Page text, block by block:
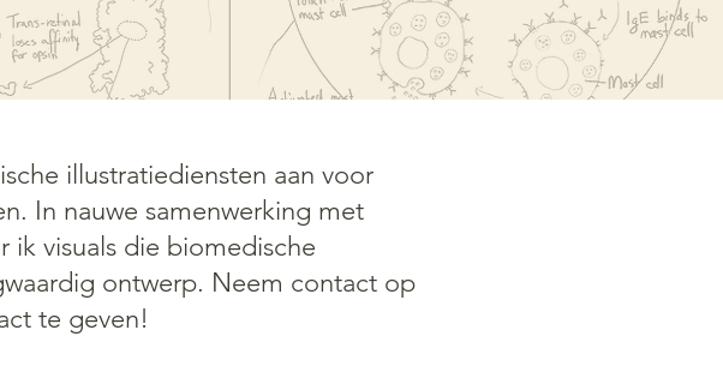
illustratiediensten aan voor
In nauwe samenwerking met
ik visuals die biomedische
ontwerp. Neem contact op
te geven!